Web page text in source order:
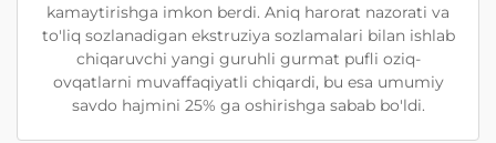
kamaytirishga imkon berdi. Aniq harorat nazorati va
to'liq sozlanadigan ekstruziya sozlamalari bilan ishlab
chiqaruvchi yangi guruhli gurmat pufli oziq-
ovqatlarni muvaffaqiyatli chiqardi, bu esa umumiy
savdo hajmini 25% ga oshirishga sabab bo'ldi.